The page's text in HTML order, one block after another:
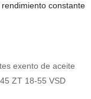
constante
exento de aceite
ZT 18-55 VSD